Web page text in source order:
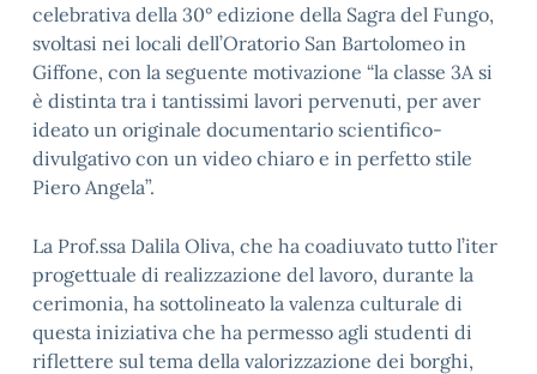
celebrativa della 30° edizione della Sagra del Fungo,
svoltasi nei locali dell’Oratorio San Bartolomeo in
Giffone, con la seguente motivazione “la classe 3A si
è distinta tra i tantissimi lavori pervenuti, per aver
ideato un originale documentario scientifico-
divulgativo con un video chiaro e in perfetto stile
Piero Angela”.
La Prof.ssa Dalila Oliva, che ha coadiuvato tutto l’iter
progettuale di realizzazione del lavoro, durante la
cerimonia, ha sottolineato la valenza culturale di
questa iniziativa che ha permesso agli studenti di
riflettere sul tema della valorizzazione dei borghi,